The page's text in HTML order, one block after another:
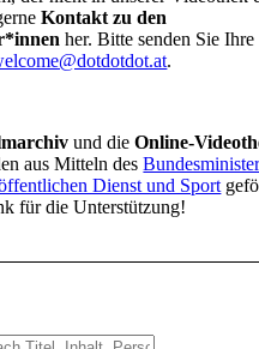
Kontakt zu den
her. Bitte senden Sie Ihre
.
und dieOnline-
aus Mitteln des
Dienst und Sport
für die Unterstützung!